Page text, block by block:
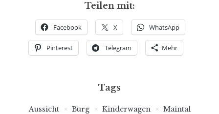
Teilen mit:
Facebook X WhatsApp
Pinterest Telegram Mehr
Tags
Aussicht Burg Kinderwagen
Maintal